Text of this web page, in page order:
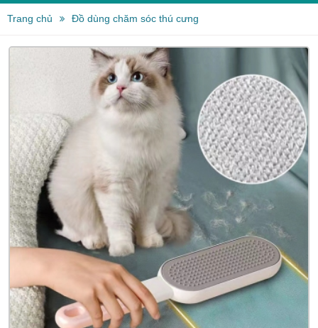
Trang chủ Đồ dùng chăm sóc thú cưng